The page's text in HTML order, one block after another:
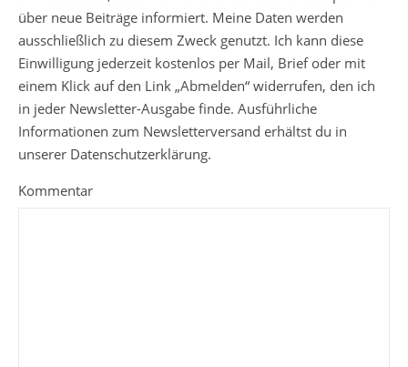
über neue Beiträge informiert. Meine Daten werden
ausschließlich zu diesem Zweck genutzt. Ich kann diese
Einwilligung jederzeit kostenlos per Mail, Brief oder mit
einem Klick auf den Link „Abmelden“ widerrufen, den ich
in jeder Newsletter-Ausgabe finde. Ausführliche
Informationen zum Newsletterversand erhältst du in
unserer Datenschutzerklärung.
Kommentar